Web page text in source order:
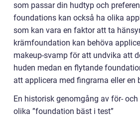
som passar din hudtyp och
foundations kan också ha olika
som kan vara en faktor att ta
krämfoundation kan behöva
makeup-svamp för att undvika att
huden medan en flytande
att applicera med fingrarna eller en
En historisk genomgång av för-
olika ”foundation bäst i test”